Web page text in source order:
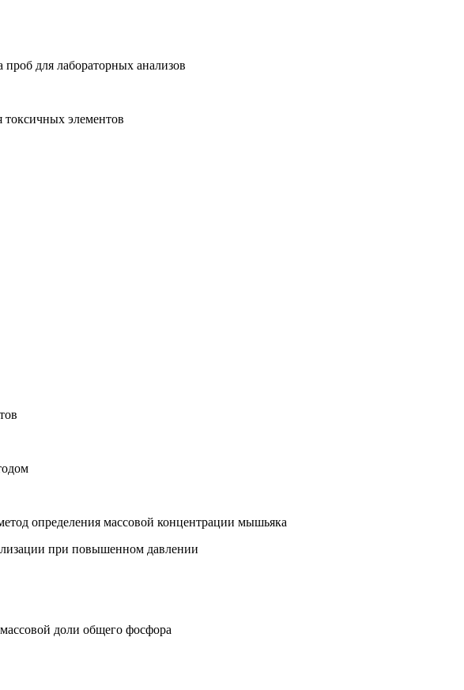
для лабораторных анализов
элементов
определения массовой концентрации мышьяка
при повышенном давлении
доли общего фосфора